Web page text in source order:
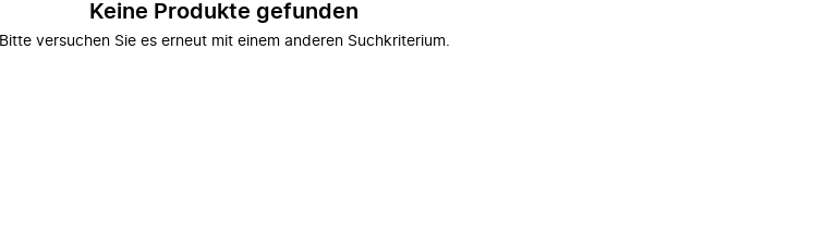
Keine Produkte gefunden
Bitte versuchen Sie es erneut mit einem anderen Suchkriterium.